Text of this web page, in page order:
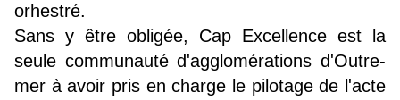
orhestré.
Sans y être obligée, Cap Excellence est la
seule communauté d'agglomérations d'Outre-
mer à avoir pris en charge le pilotage de l'acte